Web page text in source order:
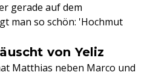
gerade auf dem
man so schön: 'Hochmut
von Yeliz
Matthias neben Marco und